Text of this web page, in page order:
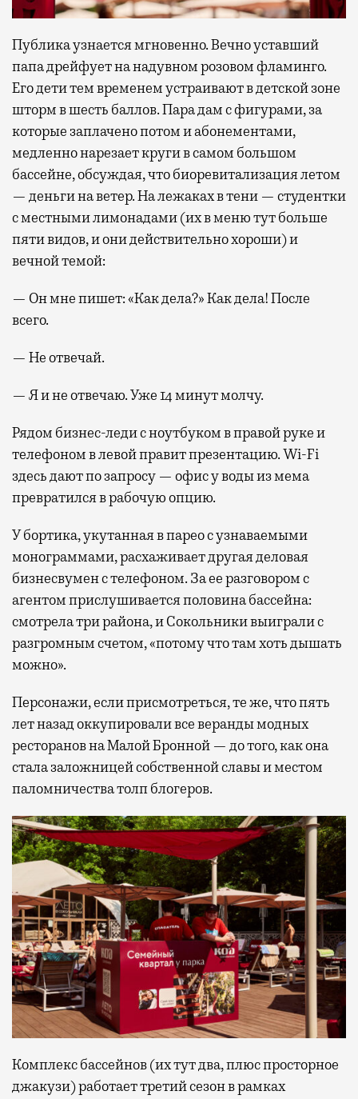
Публика узнается мгновенно. Вечно уставший
папа дрейфует на надувном розовом фламинго.
Его дети тем временем устраивают в детской зоне
шторм в шесть баллов. Пара дам с фигурами, за
которые заплачено потом и абонементами,
медленно нарезает круги в самом большом
бассейне, обсуждая, что биоревитализация летом
— деньги на ветер. На лежаках в тени — студентки
с местными лимонадами (их в меню тут больше
пяти видов, и они действительно хороши) и
вечной темой:
— Он мне пишет: «Как дела?» Как дела! После
всего.
— Не отвечай.
— Я и не отвечаю. Уже 14 минут молчу.
Рядом бизнес-леди с ноутбуком в правой руке и
телефоном в левой правит презентацию. Wi-Fi
здесь дают по запросу — офис у воды из мема
превратился в рабочую опцию.
У бортика, укутанная в парео с узнаваемыми
монограммами, расхаживает другая деловая
бизнесвумен с телефоном. За ее разговором с
агентом прислушивается половина бассейна:
смотрела три района, и Сокольники выиграли с
разгромным счетом, «потому что там хоть дышать
можно».
Персонажи, если присмотреться, те же, что пять
лет назад оккупировали все веранды модных
ресторанов на Малой Бронной — до того, как она
стала заложницей собственной славы и местом
паломничества толп блогеров.
Комплекс бассейнов (их тут два, плюс просторное
джакузи) работает третий сезон в рамках